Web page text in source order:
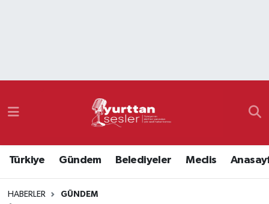
Türkiye Gündem Belediyeler Meclis
HABERLER GÜNDEM
Namaz Vakitleri
Süper Lig Puan Durumu ve Fikstür
Tüm Manşetler